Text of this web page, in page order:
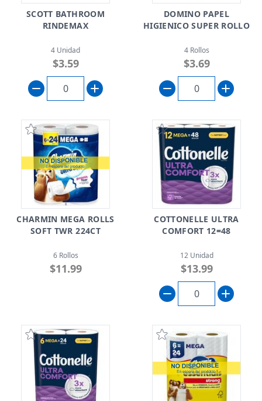
SCOTT BATHROOM
RINDEMAX
4 Unidad
$3.59
DOMINO PAPEL
HIGIENICO SUPER ROLLO
4 Rollos
$3.69
CHARMIN MEGA ROLLS
SOFT TWR 224CT
6 Rollos
$11.99
COTTONELLE ULTRA
COMFORT 12=48
12 Unidad
$13.99